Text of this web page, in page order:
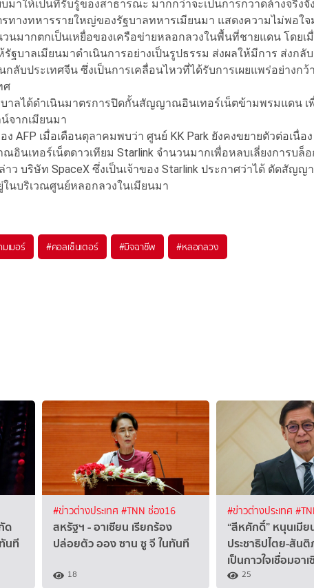
มาให้เป็นที่รับรู้ของสาธารณะ มากกว่าจะเป็นการกวาดล้างจริงจัง
ทางทหารรายใหญ่ของรัฐบาลทหารเมียนมา แสดงความไม่พอใ
นมากตกเป็นเหยื่อของเครือข่ายหลอกลวงในพื้นที่ชายแดน โดย
ฐบาลเมียนมาดำเนินการอย่างเป็นรูปธรรม ส่งผลให้มีการ ส่งกลั
กลับประเทศจีน ซึ่งเป็นการเคลื่อนไหวที่ได้รับการเผยแพร่อย่างกว้
ศ
บาลได้ดำเนินมาตรการปิดกั้นสัญญาณอินเทอร์เน็ตข้ามพรมแดน เ
จากเมียนมา
ง AFP เมื่อเดือนตุลาคมพบว่า ศูนย์ KK Park ยังคงขยายตัวต่อเนื่อ
นเทอร์เน็ตดาวเทียม Starlink จำนวนมากเพื่อหลบเลี่ยงการบล็อ
าว บริษัท SpaceX ซึ่งเป็นเจ้าของ Starlink ประกาศว่าได้ ตัดสัญ
ในบริเวณศูนย์หลอกลวงในเมียนมา
เมอร์ #คอลเซ็นเตอร์ #มิจฉาชีพ #หลอกลวง
ด
นที
#ข่าวต่างประเทศ #TNN ช่อง16
สหรัฐฯ - อาเซียน เรียกร้อง
ปล่อยตัว ออง ซาน ซู จี ในทันที
18
#ข่าวต่างประเทศ
“สีหศักดิ์”​ หนุนเมี
ประชาธิปไตย-สัน
เป็นกาวใจเชื่อมอา
25